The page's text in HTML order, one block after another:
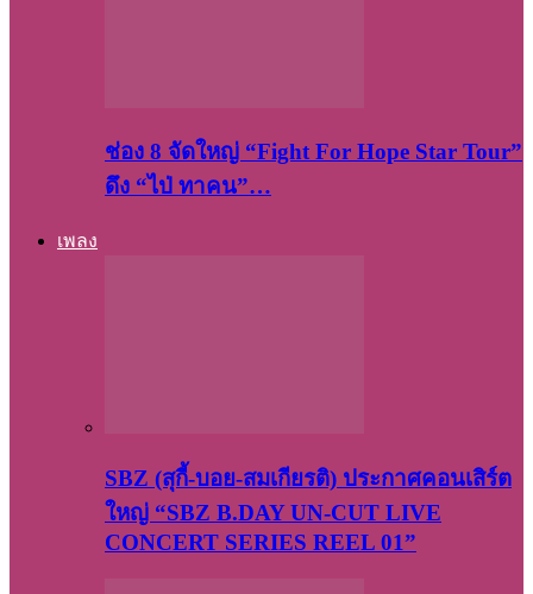
ช่อง 8 จัดใหญ่ “Fight For Hope Star Tour”
ดึง “ไป่ ทาคน”…
เพลง
SBZ (สุกี้-บอย-สมเกียรติ) ประกาศคอนเสิร์ต
ใหญ่ “SBZ B.DAY UN-CUT LIVE
CONCERT SERIES REEL 01”